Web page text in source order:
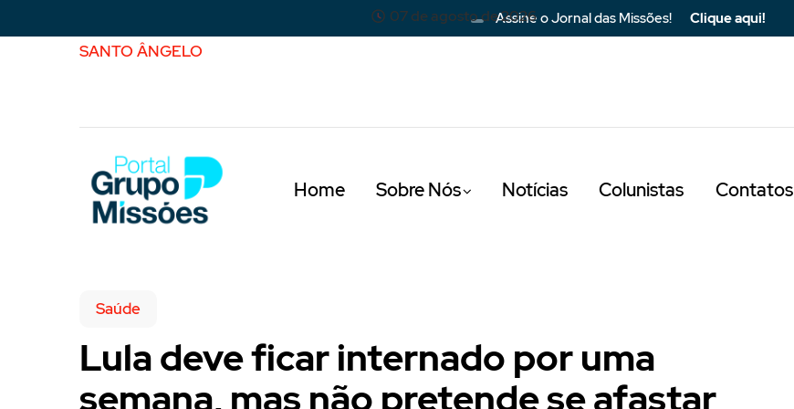
Assine o Jornal das Missões! Clique aqui!
SANTO ÂNGELO
07 de agosto de 2026
Home Sobre Nós Notícias Colunistas Contatos
Saúde
Lula deve ficar internado por uma
semana, mas não pretende se afastar